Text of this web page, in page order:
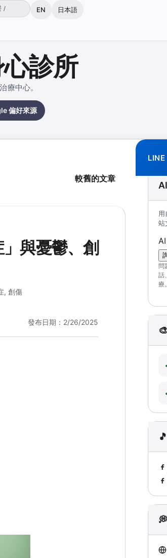
鬱、焦慮、失眠、ADHD、雙相、拒學、創
EN 日本語
診所
療中心。
偏好來源
較舊的文章
與憂鬱、創
, 創傷
發布日期：2/26/2025
LINE
用
站
問
話
療。